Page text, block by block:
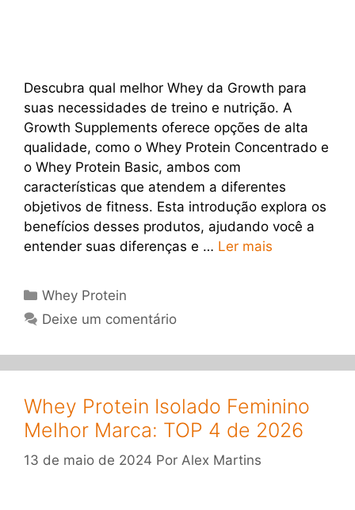
Descubra qual melhor Whey da Growth para
suas necessidades de treino e nutrição. A
Growth Supplements oferece opções de alta
qualidade, como o Whey Protein Concentrado e
o Whey Protein Basic, ambos com
características que atendem a diferentes
objetivos de fitness. Esta introdução explora os
benefícios desses produtos, ajudando você a
entender suas diferenças e … Ler mais
Categorias
Whey Protein
Deixe um comentário
Whey Protein Isolado Feminino
Melhor Marca: TOP 4 de 2026
13 de maio de 2024 Por Alex Martins